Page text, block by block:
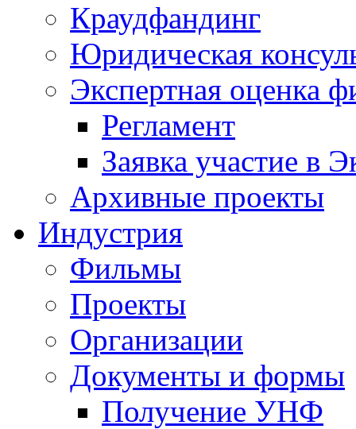
Краудфандинг
Юридическая
Экспертная оценка
Регламент
Заявка участие в
Архивные проекты
Индустрия
Фильмы
Проекты
Организации
Документы и формы
Получение УНФ